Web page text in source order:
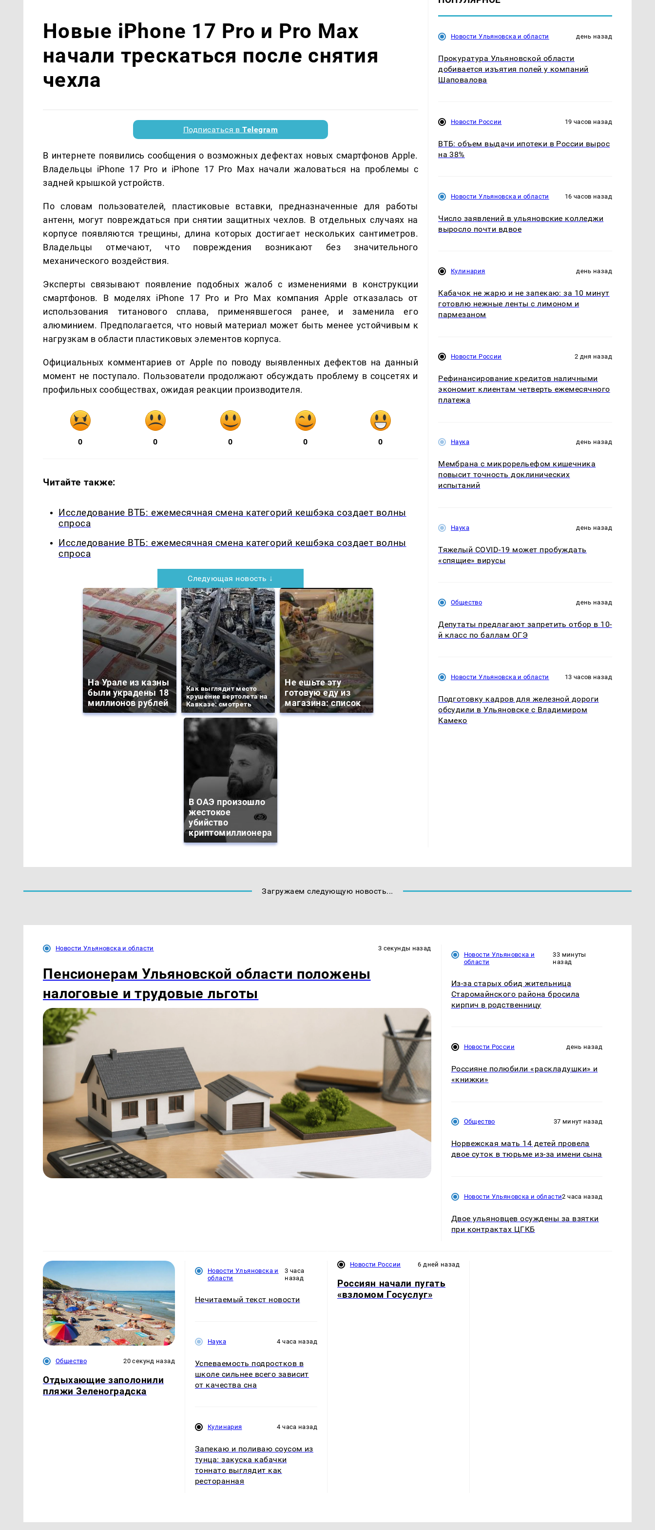
Новые iPhone 17 Pro и Pro Max
начали трескаться после снятия
чехла
Подписаться вTelegram
В интернете появились сообщения о возможных дефектах новых смартфонов Apple.
Владельцы iPhone 17 Pro и iPhone 17 Pro Max начали жаловаться на проблемы с
задней крышкой устройств.
По словам пользователей, пластиковые вставки, предназначенные для работы
антенн, могут повреждаться при снятии защитных чехлов. В отдельных случаях на
корпусе появляются трещины, длина которых достигает нескольких сантиметров.
Владельцы отмечают, что повреждения возникают без значительного
механического воздействия.
Эксперты связывают появление подобных жалоб с изменениями в конструкции
смартфонов. В моделях iPhone 17 Pro и Pro Max компания Apple отказалась от
использования титанового сплава, применявшегося ранее, и заменила его
алюминием. Предполагается, что новый материал может быть менее устойчивым к
нагрузкам в области пластиковых элементов корпуса.
Официальных комментариев от Apple по поводу выявленных дефектов на данный
момент не поступало. Пользователи продолжают обсуждать проблему в соцсетях и
профильных сообществах, ожидая реакции производителя.
0 0 0 0 0
Читайте также:
Исследование ВТБ: ежемесячная смена категорий кешбэка создает волны
спроса
Исследование ВТБ: ежемесячная смена категорий кешбэка создает волны
спроса
Следующая новость ↓
На Урале из казны
были украдены 18
миллионов рублей
Как выглядит место
крушение вертолета на
Кавказе: смотреть
Не ешьте эту
готовую еду из
магазина: список
В ОАЭ произошло
жестокое
убийство
криптомиллионера
Новости Ульяновска и области день назад
Прокуратура Ульяновской области
добивается изъятия полей у компаний
Шаповалова
Новости России 19 часов назад
ВТБ: объем выдачи ипотеки в России вырос
на 38%
Новости Ульяновска и области 16 часов назад
Число заявлений в ульяновские колледжи
выросло почти вдвое
Кулинария день назад
Кабачок не жарю и не запекаю: за 10 минут
готовлю нежные ленты с лимоном и
пармезаном
Новости России 2 дня назад
Рефинансирование кредитов наличными
экономит клиентам четверть ежемесячного
платежа
Наука день назад
Мембрана с микрорельефом кишечника
повысит точность доклинических
испытаний
Наука день назад
Тяжелый COVID-19 может пробуждать
«спящие» вирусы
Общество день назад
Депутаты предлагают запретить отбор в 10-
й класс по баллам ОГЭ
Новости Ульяновска и области 13 часов назад
Подготовку кадров для железной дороги
обсудили в Ульяновске с Владимиром
Камеко
Загружаем следующую новость...
Новости Ульяновска и области 3 секунды назад
Пенсионерам Ульяновской области положены
налоговые и трудовые льготы
Новости Ульяновска и
области
33 минуты
назад
Из-за старых обид жительница
Старомайнского района бросила
кирпич в родственницу
Новости России день назад
Россияне полюбили «раскладушки» и
«книжки»
Общество 37 минут назад
Норвежская мать 14 детей провела
двое суток в тюрьме из-за имени сына
Новости Ульяновска и области2 часа назад
Двое ульяновцев осуждены за взятки
при контрактах ЦГКБ
Общество 20 секунд назад
Отдыхающие заполонили
пляжи Зеленоградска
Новости Ульяновска и
области
3 часа
назад
Нечитаемый текст новости
Наука 4 часа назад
Успеваемость подростков в
школе сильнее всего зависит
от качества сна
Кулинария 4 часа назад
Запекаю и поливаю соусом из
тунца: закуска кабачки
тоннато выглядит как
ресторанная
Новости России 6 дней назад
Россиян начали пугать
«взломом Госуслуг»